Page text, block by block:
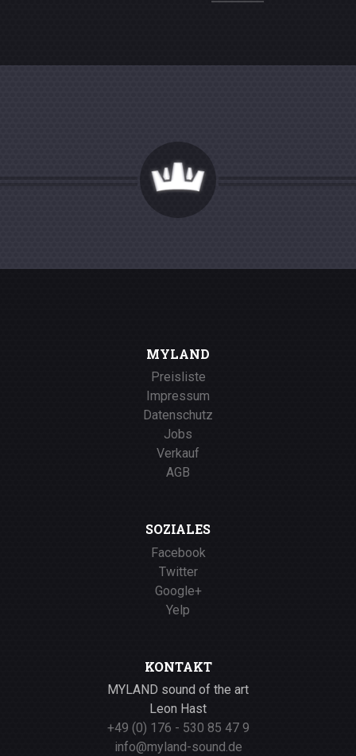
MYLAND
Preisliste
Impressum
Datenschutz
Jobs
Verkauf
AGB
SOZIALES
Facebook
Twitter
Google+
Yelp
KONTAKT
MYLAND sound of the art
Leon Hast
+49 (0) 176 - 530 85 47 9
info@myland-sound.de